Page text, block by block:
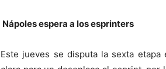
Nápoles espera a los esprinters
Este jueves se disputa la sexta